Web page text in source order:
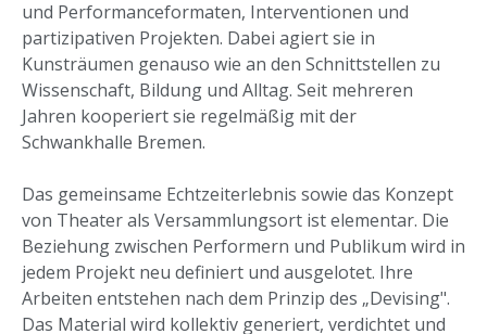
und Performanceformaten, Interventionen und
partizipativen Projekten. Dabei agiert sie in
Kunsträumen genauso wie an den Schnittstellen zu
Wissenschaft, Bildung und Alltag. Seit mehreren
Jahren kooperiert sie regelmäßig mit der
Schwankhalle Bremen.
Das gemeinsame Echtzeiterlebnis sowie das Konzept
von Theater als Versammlungsort ist elementar. Die
Beziehung zwischen Performern und Publikum wird in
jedem Projekt neu definiert und ausgelotet. Ihre
Arbeiten entstehen nach dem Prinzip des „Devising".
Das Material wird kollektiv generiert, verdichtet und